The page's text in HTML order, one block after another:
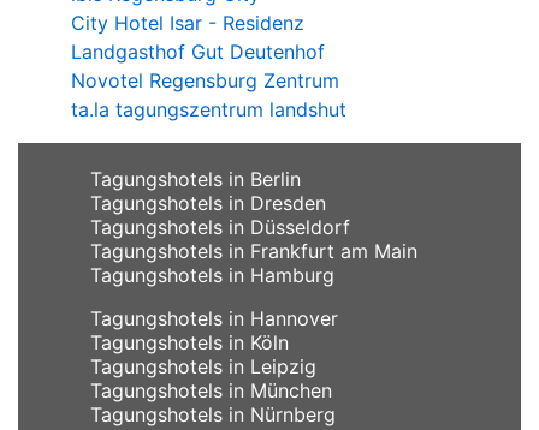
City Hotel Isar - Residenz
Landgasthof Gut Deutenhof
Novotel Regensburg Zentrum
ta.la tagungszentrum landshut
Tagungshotels in Berlin
Tagungshotels in Dresden
Tagungshotels in Düsseldorf
Tagungshotels in Frankfurt am Main
Tagungshotels in Hamburg
Tagungshotels in Hannover
Tagungshotels in Köln
Tagungshotels in Leipzig
Tagungshotels in München
Tagungshotels in Nürnberg